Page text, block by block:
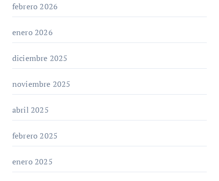
febrero 2026
enero 2026
diciembre 2025
noviembre 2025
abril 2025
febrero 2025
enero 2025